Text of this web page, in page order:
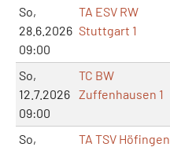
So,
28.6.2026
09:00
TA ESV RW
Stuttgart 1
So,
12.7.2026
09:00
TC BW
Zuffenhausen 1
So,
TA TSV Höfingen